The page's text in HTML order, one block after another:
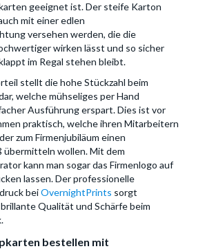
geeignet ist. Der steife Karton
mit einer edlen
versehen werden, die die
wirken lässt und so sicher
im Regal stehen bleibt.
stellt die hohe Stückzahl beim
welche mühseliges per Hand
Ausführung erspart. Dies ist vor
praktisch, welche ihren Mitarbeitern
zum Firmenjubiläum einen
übermitteln wollen. Mit dem
kann man sogar das Firmenlogo auf
lassen. Der professionelle
beiOvernightPrints sorgt
Qualität und Schärfe beim
bestellen mit